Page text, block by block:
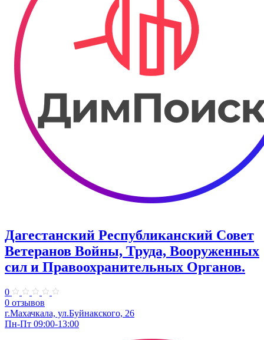
Дагестанский Республиканский Совет
Ветеранов Войны, Труда, Вооруженных
сил и Правоохранительных Органов.
0
0 отзывов
г.Махачкала, ул.Буйнакского, 26
Пн-Пт 09:00-13:00